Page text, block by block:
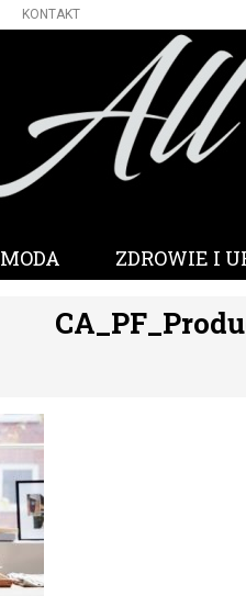
KONTAKT
MODA ZDROWIE I